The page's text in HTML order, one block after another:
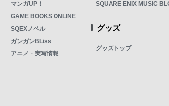
マンガUP！
GAME BOOKS ONLINE
SQEXノベル
ガンガンBLiss
アニメ・実写情報
SQUARE ENIX MUSIC
グッズ
グッズトップ